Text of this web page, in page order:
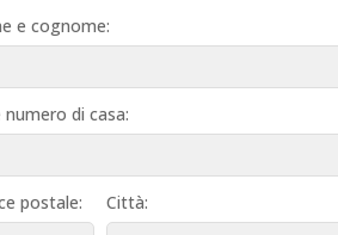
e cognome:
numero di casa:
postale: Città: